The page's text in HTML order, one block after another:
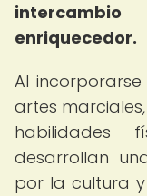
enriquecedor.
Al
artes
habilidades
desarrollan
por la cultura